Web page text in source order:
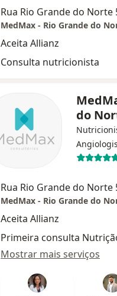
MedMax - Rio Grande do
Aceita Allianz
Consulta nutricionista
do
MedMax - Rio Grande do
Aceita Allianz
Primeira consulta
Mostrar mais serviços